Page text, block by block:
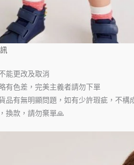
能更改及取消
有色差，完美主義者請勿下單
品有無明顯問題，如有少許瑕疵，不構
換款，請勿棄單🙏